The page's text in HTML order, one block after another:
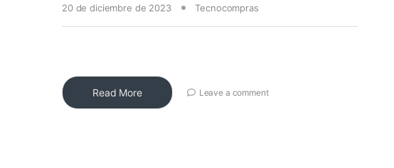
20 de diciembre de 2023
Tecnocompras
Read More Leave a comment